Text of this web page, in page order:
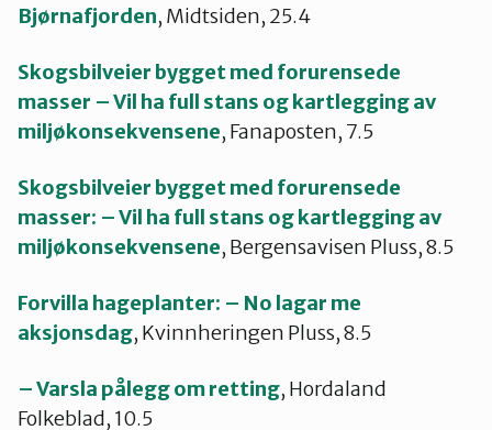
Bjørnafjorden, Midtsiden, 25.4
Skogsbilveier bygget med forurensede
masser – Vil ha full stans og kartlegging av
miljøkonsekvensene, Fanaposten, 7.5
Skogsbilveier bygget med forurensede
masser: – Vil ha full stans og kartlegging av
miljøkonsekvensene, Bergensavisen Pluss, 8.5
Forvilla hageplanter: – No lagar me
aksjonsdag, Kvinnheringen Pluss, 8.5
– Varsla pålegg om retting, Hordaland
Folkeblad, 10.5